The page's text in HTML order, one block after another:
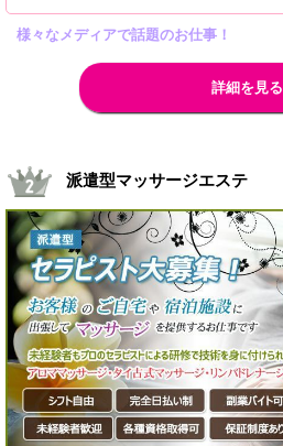
様々なメディアで話題のお仕事！
詳細を見る
派遣型マッサージエステ